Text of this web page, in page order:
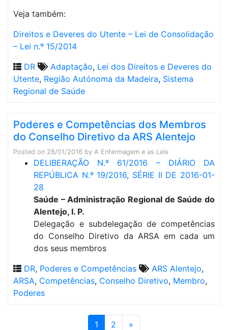
Veja também:
Direitos e Deveres do Utente – Lei de Consolidação
– Lei n.º 15/2014
DR
Adaptação, Lei dos Direitos e Deveres do
Utente, Região Autónoma da Madeira, Sistema
Regional de Saúde
Poderes e Competências dos Membros
do Conselho Diretivo da ARS Alentejo
Posted on 28/01/2016 by A Enfermagem e as Leis
DELIBERAÇÃO N.º 61/2016 – DIÁRIO DA
REPÚBLICA N.º 19/2016, SÉRIE II DE 2016-01-
28
Saúde – Administração Regional de Saúde do
Alentejo, I. P.
Delegação e subdelegação de competências
do Conselho Diretivo da ARSA em cada um
dos seus membros
DR, Poderes e Competências ARS Alentejo,
ARSA, Competências, Conselho Diretivo, Membro,
Poderes
1 2 »